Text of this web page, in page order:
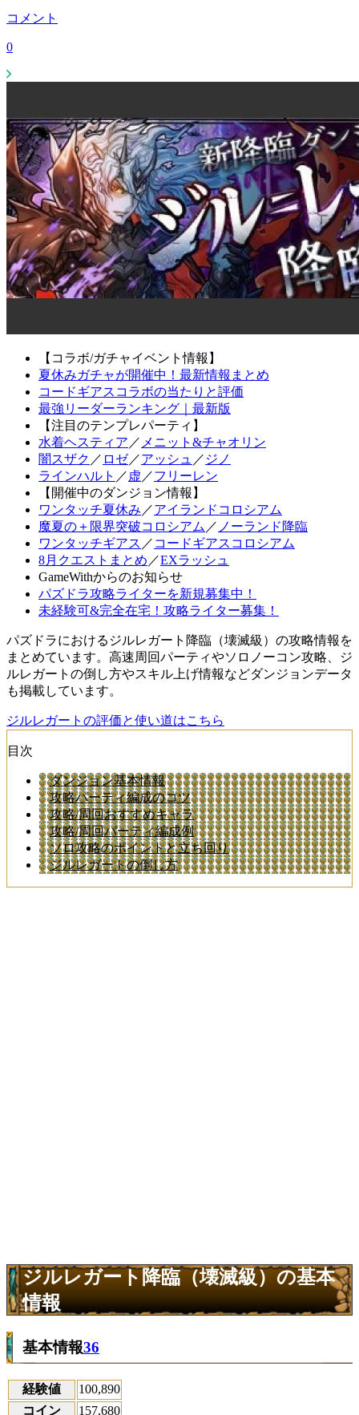
コメント
0
【コラボ/ガチャイベント情報】
夏休みガチャが開催中！最新情報まとめ
コードギアスコラボの当たりと評価
最強リーダーランキング｜最新版
【注目のテンプレパーティ】
水着ヘスティア ／ メニット&チャオリン
闇スザク ／ ロゼ／アッシュ ／ ジノ
ラインハルト ／ 虚 ／フリーレン
【開催中のダンジョン情報】
ワンタッチ夏休み ／アイランドコロシアム
魔夏の＋限界突破コロシアム ／ ノーランド降臨
ワンタッチギアス ／ コードギアスコロシアム
8月クエストまとめ ／EXラッシュ
GameWithからのお知らせ
パズドラ攻略ライターを新規募集中！
未経験可&完全在宅！攻略ライター募集！
パズドラにおけるジルレガート降臨（壊滅級）の攻略情報を
まとめています。高速周回パーティやソロノーコン攻略、ジ
ルレガートの倒し方やスキル上げ情報などダンジョンデータ
も掲載しています。
ジルレガートの評価と使い道はこちら
目次
ダンジョン基本情報
攻略パーティ編成のコツ
攻略/周回おすすめキャラ
攻略/周回パーティ編成例
ソロ攻略のポイントと立ち回り
ジルレガートの倒し方
ジルレガート降臨（壊滅級）の基本
情報
基本情報36
経験値
100,890
コイン
157,680